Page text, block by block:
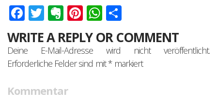
Facebook
Twitter
Evernote
Pinterest
WhatsApp
WRITE A REPLY OR COMMENT
Deine E-Mail-Adresse wird nicht veröffentlicht.
Erforderliche Felder sind mit*markiert
Kommentar